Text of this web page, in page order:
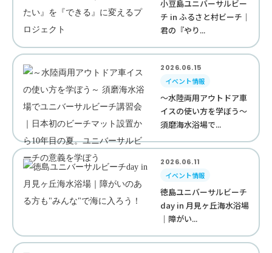
小豆島ユニバーサルビー
チ in ふるさと村ビーチ｜
君の『やり...
2026.06.15
イベント情報
～水陸両用アウトドア車
イスの使い方を学ぼう～
須磨海水浴場で...
2026.06.11
イベント情報
徳島ユニバーサルビーチ
day in 月見ヶ丘海水浴場
｜障がい...